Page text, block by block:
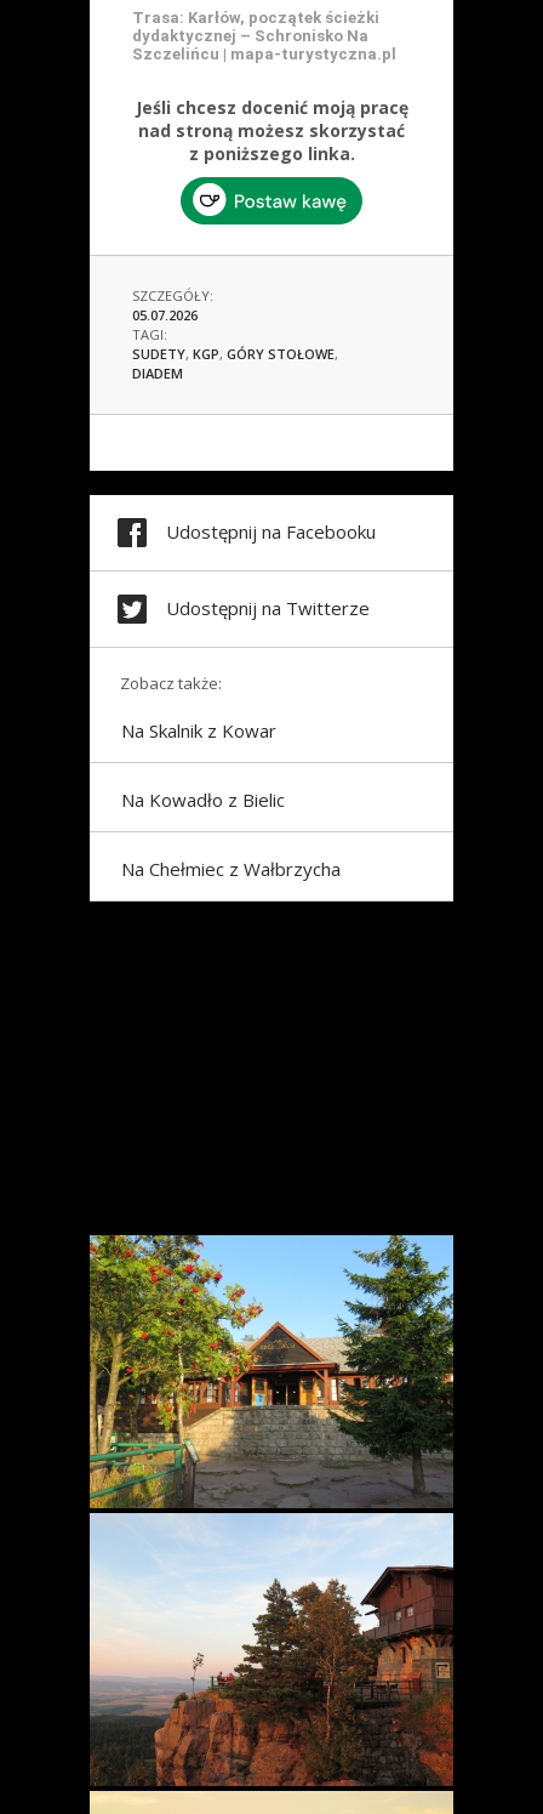
Trasa: Karłów, początek ścieżki
dydaktycznej – Schronisko Na
Szczelińcu | mapa-turystyczna.pl
Jeśli chcesz docenić moją pracę
nad stroną możesz skorzystać
z poniższego linka.
SZCZEGÓŁY:
05.07.2026
TAGI:
SUDETY, KGP, GÓRY STOŁOWE,
DIADEM
Udostępnij na Facebooku
Udostępnij na Twitterze
Zobacz także:
Na Skalnik z Kowar
Na Kowadło z Bielic
Na Chełmiec z Wałbrzycha